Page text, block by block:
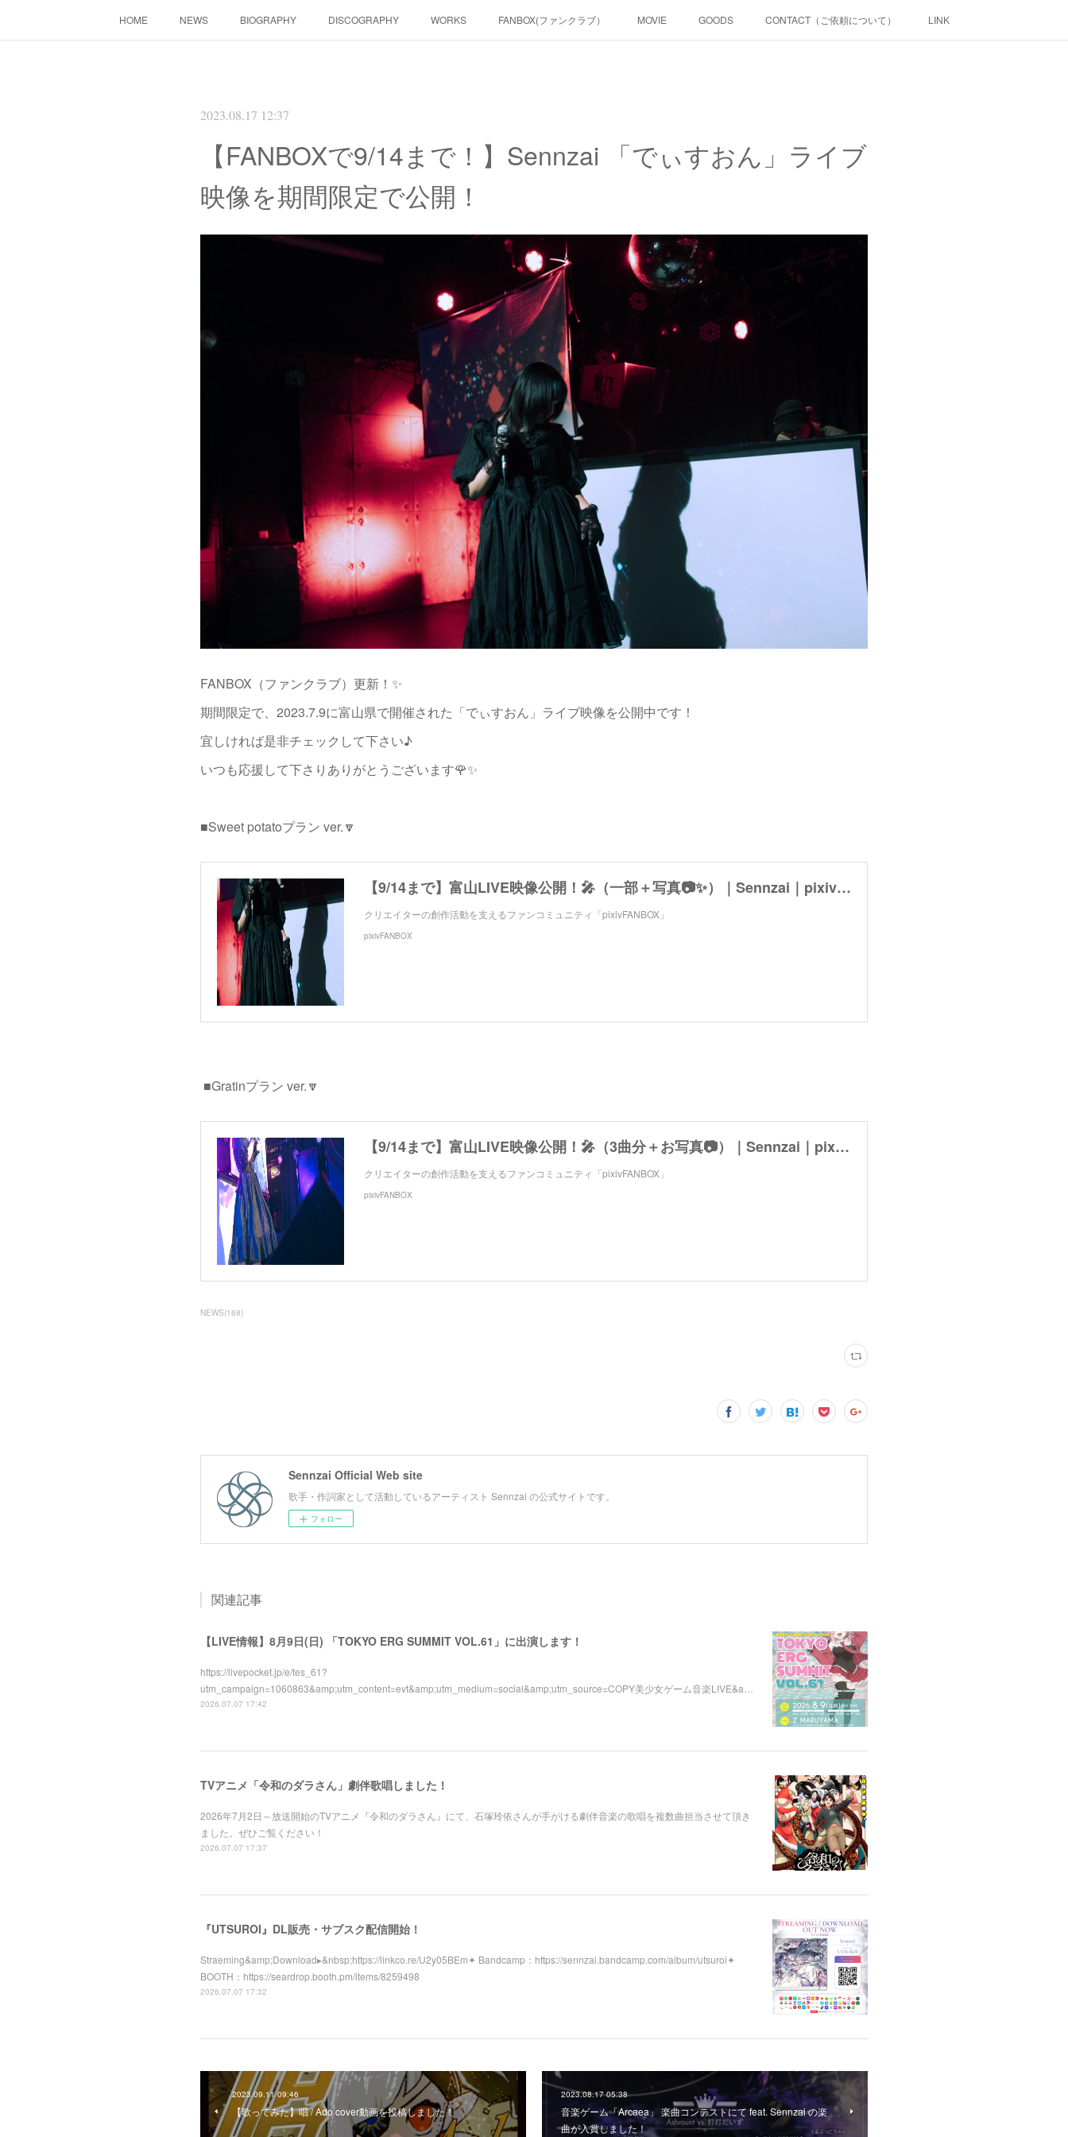
HOME NEWS BIOGRAPHY DISCOGRAPHY WORKS FANBOX(ファンクラブ） MOVIE GOODS CONTACT（ご依頼について） LINK
2023.08.17 12:37
【FANBOXで9/14まで！】Sennzai 「でぃすおん」ライブ
映像を期間限定で公開！
FANBOX（ファンクラブ）更新！✨
期間限定で、2023.7.9に富山県で開催された「でぃすおん」ライブ映像を公開中です！
宜しければ是非チェックして下さい♪
いつも応援して下さりありがとうございます🌹✨
■Sweet potatoプラン ver.🔽
【9/14まで】富山LIVE映像公開！🎤（一部＋写真📷✨）｜Sennzai｜pixivFANBOX
クリエイターの創作活動を支えるファンコミュニティ「pixivFANBOX」
pixivFANBOX
■Gratinプラン ver.🔽
【9/14まで】富山LIVE映像公開！🎤（3曲分＋お写真📷）｜Sennzai｜pixivFANBOX
クリエイターの創作活動を支えるファンコミュニティ「pixivFANBOX」
pixivFANBOX
NEWS(168)
Sennzai Official Web site
歌手・作詞家として活動しているアーティスト Sennzai の公式サイトです。
フォロー
関連記事
【LIVE情報】8月9日(日) 「TOKYO ERG SUMMIT VOL.61」に出演します！
https://livepocket.jp/e/tes_61?
utm_campaign=1060863&amp;utm_content=evt&amp;utm_medium=social&amp;utm_source=COPY美少女ゲーム音楽LIVE&a…
2026.07.07 17:42
TVアニメ「令和のダラさん」劇伴歌唱しました！
2026年7月2日～放送開始のTVアニメ『令和のダラさん』にて、石塚玲依さんが手がける劇伴音楽の歌唱を複数曲担当させて頂き
ました。ぜひご覧ください！
2026.07.07 17:37
『UTSUROI』DL販売・サブスク配信開始！
Straeming&amp;Download▸&nbsp;https://linkco.re/U2y05BEm✦ Bandcamp：https://sennzai.bandcamp.com/album/utsuroi✦
BOOTH：https://seardrop.booth.pm/items/8259498
2026.07.07 17:32
2023.09.11 09:46
【歌ってみた】唱 / Ado cover動画を投稿しました！
2023.08.17 05:38
音楽ゲーム「Arcaea」 楽曲コンテストにて feat. Sennzai の楽
曲が入賞しました！